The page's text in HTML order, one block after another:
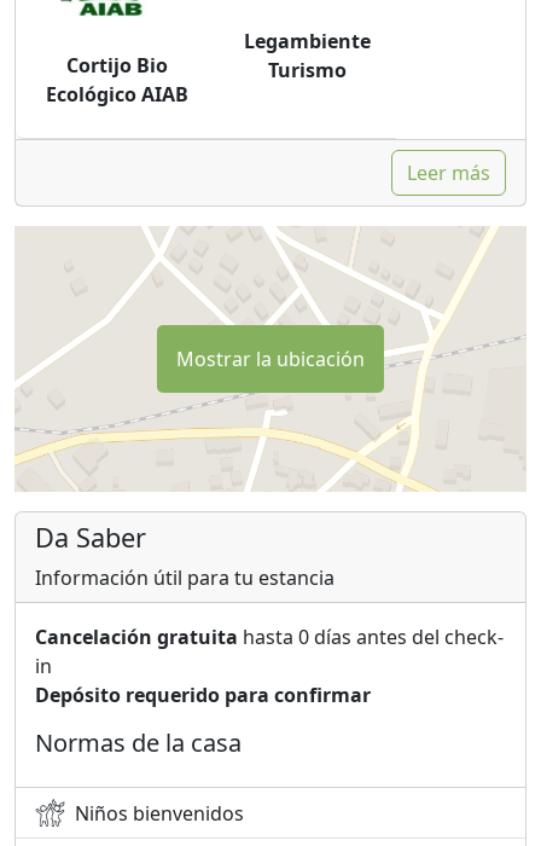
Cortijo Bio
Ecológico AIAB
Legambiente
Turismo
Leer más
Mostrar la ubicación
Da Saber
Información útil para tu estancia
Cancelación gratuita hasta 0 días antes del check-
in
Depósito requerido para confirmar
Normas de la casa
Niños bienvenidos